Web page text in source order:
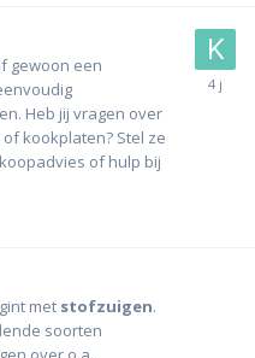
gewoon een
Heb jij vragen over
kookplaten? Stel ze
of hulp bij
met stofzuigen.
soorten